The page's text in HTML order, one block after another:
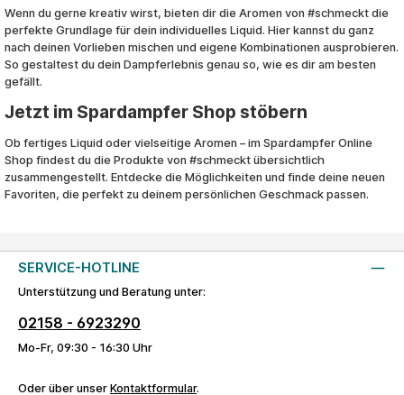
Wenn du gerne kreativ wirst, bieten dir die Aromen von #schmeckt die
perfekte Grundlage für dein individuelles Liquid. Hier kannst du ganz
nach deinen Vorlieben mischen und eigene Kombinationen ausprobieren.
So gestaltest du dein Dampferlebnis genau so, wie es dir am besten
gefällt.
Jetzt im Spardampfer Shop stöbern
Ob fertiges Liquid oder vielseitige Aromen – im Spardampfer Online
Shop findest du die Produkte von #schmeckt übersichtlich
zusammengestellt. Entdecke die Möglichkeiten und finde deine neuen
Favoriten, die perfekt zu deinem persönlichen Geschmack passen.
SERVICE-HOTLINE
Unterstützung und Beratung unter:
02158 - 6923290
Mo-Fr, 09:30 - 16:30 Uhr
Oder über unser Kontaktformular.